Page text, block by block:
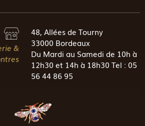
&
48, Allées de Tourny
33000 Bordeaux
Du Mardi au Samedi de 10h à
12h30 et 14h à 18h30 Tel : 05
56 44 86 95